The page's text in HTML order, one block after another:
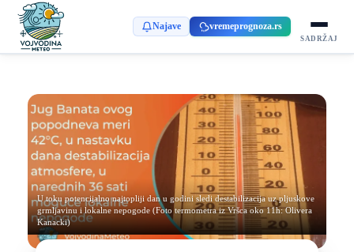
Najave vremeprognoza.rs
SADRŽAJ
U toku potencijalno najtopliji dan u godini sledi destabilizacija uz pljuskove
grmljavinu i lokalne nepogode (Foto termometra iz Vršca oko 11h: Olivera
Kanacki)